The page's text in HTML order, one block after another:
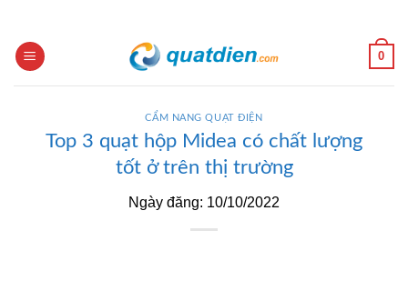
content
0
CẨM NANG QUẠT ĐIỆN
Top 3 quạt hộp Midea có chất lượng
tốt ở trên thị trường
Ngày đăng: 10/10/2022